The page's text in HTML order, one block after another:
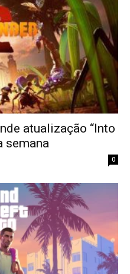
atualização “Into
semana
0